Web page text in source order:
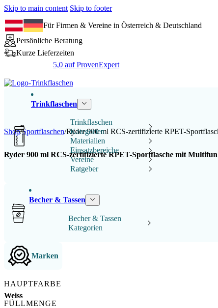
Skip to main content Skip to footer
Für Firmen & Vereine in Österreich & Deutschland
Persönliche Beratung
Kurze Lieferzeiten
5,0 auf ProvenExpert
Trinkflaschen
Trinkflaschen
Kategorien
Materialien
Einsatzbereiche
Vereine
Ratgeber
Becher & Tassen
Becher & Tassen
Kategorien
Marken
Shop/Sportflaschen/Ryder 900 ml RCS-zertifizierte RPET-
Ryder 900 ml RCS-zertifizierte RPET-Sportflasche mit
HAUPTFARBE
Weiss
FÜLLMENGE